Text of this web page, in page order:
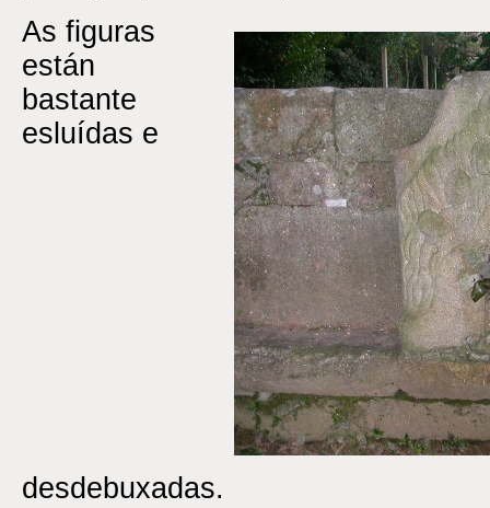
As figuras
están
bastante
esluídas e
desdebuxadas.